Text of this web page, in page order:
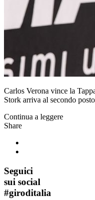
Carlos Verona vince la
Stork arriva al secondo
Continua a leggere
Share
Seguici
sui social
#giroditalia